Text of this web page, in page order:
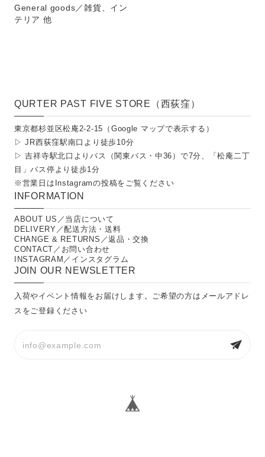
General goods／雑貨、イン
テリア 他
QURTER PAST FIVE STORE（西荻窪）
東京都杉並区松庵2-2-15（ Google マップで表示する ）
▷ JR西荻窪駅南口より徒歩10分
▷ 吉祥寺駅北口よりバス（関東バス・中36）で7分、「松庵二丁
目」バス停より徒歩1分
※営業日は Instagramの投稿をご覧ください
INFORMATION
ABOUT US／当店について
DELIVERY／配送方法・送料
CHANGE & RETURNS／返品・交換
CONTACT／お問い合わせ
INSTAGRAM／インスタグラム
JOIN OUR NEWSLETTER
入荷やイベント情報をお届けします。ご希望の方はメールアドレ
スをご登録ください